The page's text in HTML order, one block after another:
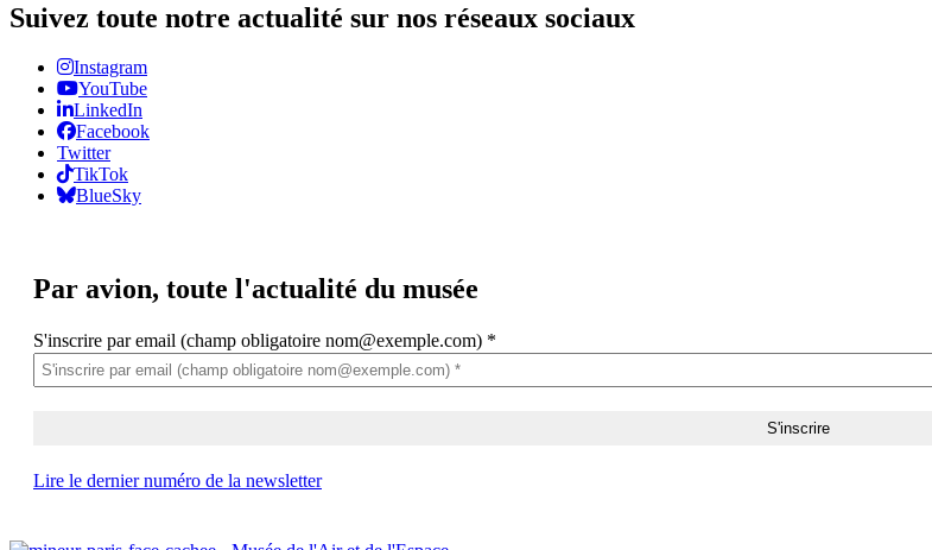
Suivez toute notre actualité sur nos réseaux sociaux
Instagram
YouTube
LinkedIn
Facebook
Twitter
TikTok
BlueSky
Par avion, toute l'actualité du musée
S'inscrire par email (champ obligatoire nom@exemple.com) *
Lire le dernier numéro de la newsletter